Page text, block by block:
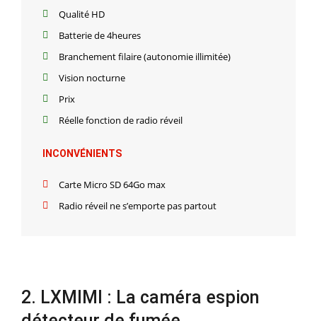
Qualité HD
Batterie de 4heures
Branchement filaire (autonomie illimitée)
Vision nocturne
Prix
Réelle fonction de radio réveil
INCONVÉNIENTS
Carte Micro SD 64Go max
Radio réveil ne s’emporte pas partout
2. LXMIMI : La caméra espion